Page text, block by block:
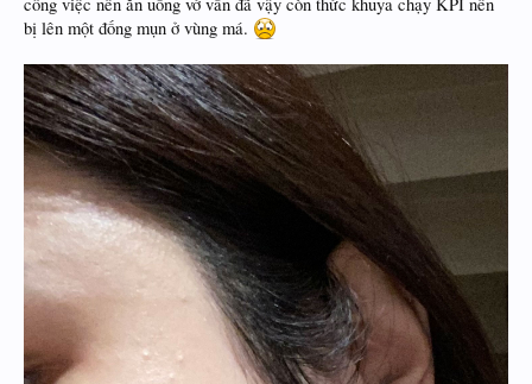
bị lên một đống mụn ở vùng má.